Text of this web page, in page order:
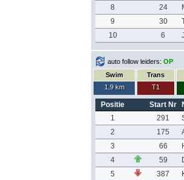
8
24
9
30
10
6
auto follow leiders: OP
Swim
1,9 km
Trans
T1
Positie Start Nr
1
291
2
175
3
66
4
59
5
387